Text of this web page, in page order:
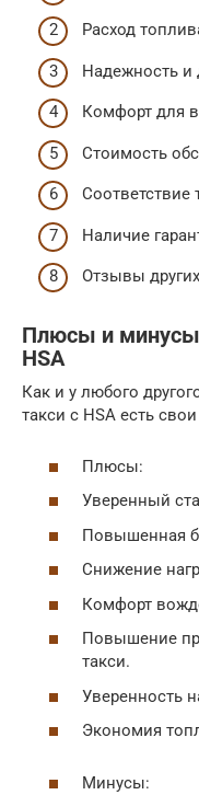
Расход
Надежность и
Комфорт для
Стоимость
Соответствие
Наличие
Отзывы
Плюсы и минусы
HSA
Как и у любого
такси с HSA есть
Плюсы:
Уверенный
Повышенная
Снижение
Комфорт
Повышение
такси.
Уверенность
Экономия
Минусы: